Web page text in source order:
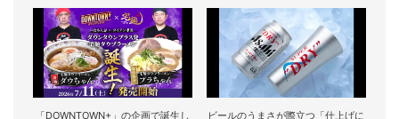
「DOWNTOWN+」の企画で誕生し ビールのうまさが際立つ「仕上げに